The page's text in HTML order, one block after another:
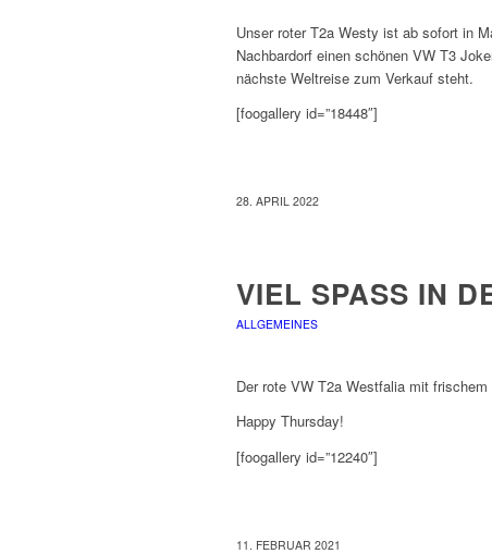
Unser roter T2a Westy ist ab sofort in
Nachbardorf einen schönen VW T3
nächste Weltreise zum Verkauf steht.
[foogallery id=”18448″]
28. APRIL 2022
VIEL SPASS IN
ALLGEMEINES
Der rote VW T2a Westfalia mit
Happy Thursday!
[foogallery id=”12240″]
11. FEBRUAR 2021